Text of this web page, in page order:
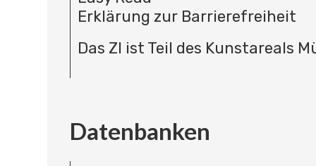
Erklärung zur Barrierefreiheit
Das ZI ist Teil des Kunstareals
Datenbanken